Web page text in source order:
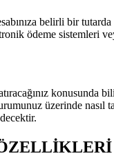
belirli bir
ödeme sistemleri
üzerinde